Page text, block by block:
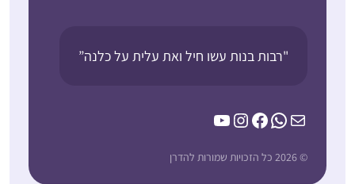
"רבות בנות עשו חיל ואת עלית על כלנה”
Mail
WhatsApp
Facebook
Instagram
YouTube
© 2026 כל הזכויות שמורות להדרן